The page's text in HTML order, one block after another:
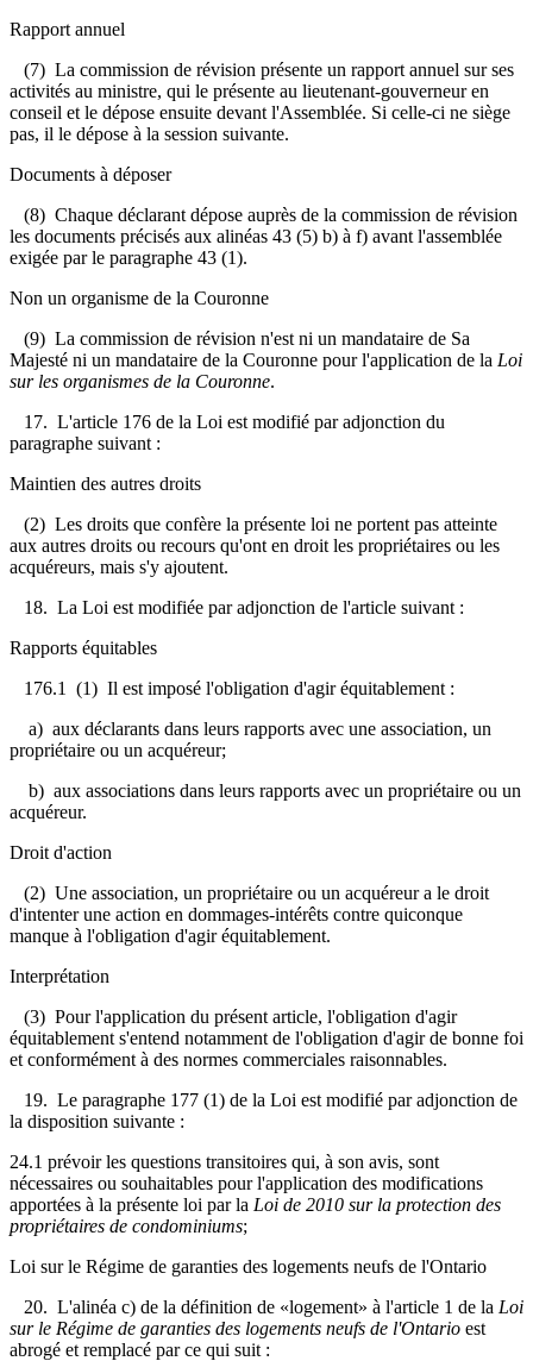
Rapport annuel
(7) La commission de révision présente un rapport annuel sur ses
activités au ministre, qui le présente au lieutenant-gouverneur en
conseil et le dépose ensuite devant l'Assemblée. Si celle-ci ne siège
pas, il le dépose à la session suivante.
Documents à déposer
(8) Chaque déclarant dépose auprès de la commission de révision
les documents précisés aux alinéas 43 (5) b) à f) avant l'assemblée
exigée par le paragraphe 43 (1).
Non un organisme de la Couronne
(9) La commission de révision n'est ni un mandataire de Sa
Majesté ni un mandataire de la Couronne pour l'application de la Loi
sur les organismes de la Couronne.
17. L'article 176 de la Loi est modifié par adjonction du
paragraphe suivant :
Maintien des autres droits
(2) Les droits que confère la présente loi ne portent pas atteinte
aux autres droits ou recours qu'ont en droit les propriétaires ou les
acquéreurs, mais s'y ajoutent.
18. La Loi est modifiée par adjonction de l'article suivant :
Rapports équitables
176.1 (1) Il est imposé l'obligation d'agir équitablement :
a) aux déclarants dans leurs rapports avec une association, un
propriétaire ou un acquéreur;
b) aux associations dans leurs rapports avec un propriétaire ou un
acquéreur.
Droit d'action
(2) Une association, un propriétaire ou un acquéreur a le droit
d'intenter une action en dommages-intérêts contre quiconque
manque à l'obligation d'agir équitablement.
Interprétation
(3) Pour l'application du présent article, l'obligation d'agir
équitablement s'entend notamment de l'obligation d'agir de bonne foi
et conformément à des normes commerciales raisonnables.
19. Le paragraphe 177 (1) de la Loi est modifié par adjonction de
la disposition suivante :
24.1 prévoir les questions transitoires qui, à son avis, sont
nécessaires ou souhaitables pour l'application des modifications
apportées à la présente loi par la Loi de 2010 sur la protection des
propriétaires de condominiums;
Loi sur le Régime de garanties des logements neufs de l'Ontario
20. L'alinéa c) de la définition de «logement» à l'article 1 de la Loi
sur le Régime de garanties des logements neufs de l'Ontario est
abrogé et remplacé par ce qui suit :